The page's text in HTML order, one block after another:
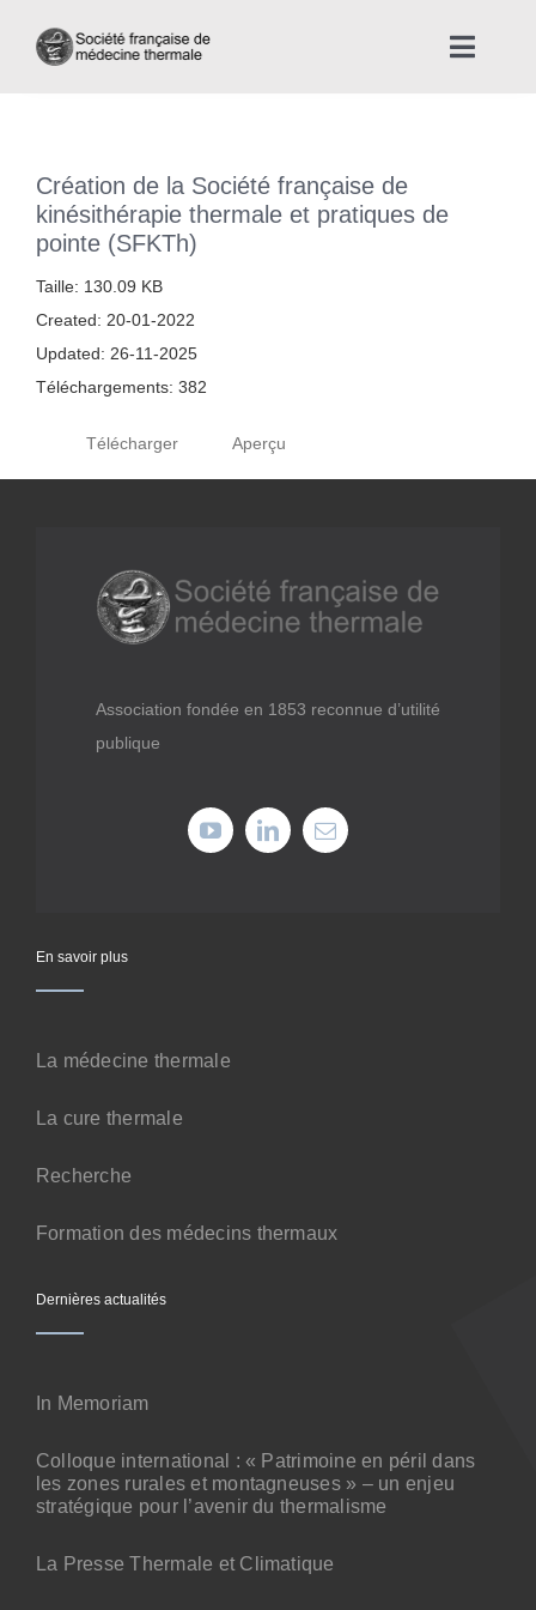
Toggle
Nous connaître
Instances professionnelles de la Médecine Thermale
La médecine thermale
Médiathèque
Recherche
Formations
Création de la Société française de
kinésithérapie thermale et pratiques de
pointe (SFKTh)
Taille: 130.09 KB
Created: 20-01-2022
Updated: 26-11-2025
Téléchargements: 382
Télécharger Aperçu
Association fondée en 1853 reconnue d’utilité
publique
En savoir plus
La médecine thermale
La cure thermale
Recherche
Formation des médecins thermaux
Dernières actualités
In Memoriam
Colloque international : « Patrimoine en péril dans
les zones rurales et montagneuses » – un enjeu
stratégique pour l’avenir du thermalisme
La Presse Thermale et Climatique